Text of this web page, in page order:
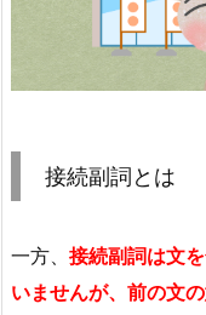
接続副詞とは
一方、 接続副詞は文
いませんが、前の文